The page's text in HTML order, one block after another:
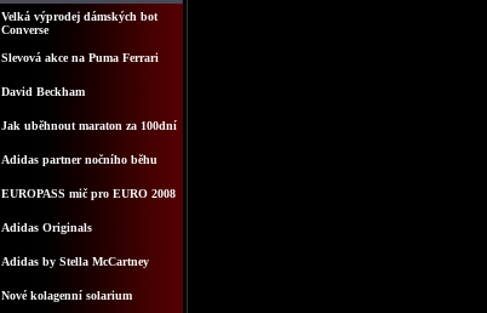
Velká výprodej dámských bot
Converse
Slevová akce na Puma Ferrari
David Beckham
Jak uběhnout maraton za 100dní
Adidas partner nočního běhu
EUROPASS mič pro EURO 2008
Adidas Originals
Adidas by Stella McCartney
Nové kolagenní solarium